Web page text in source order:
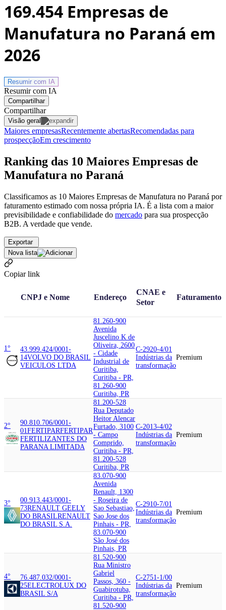
169.454 Empresas de
Manufatura no Paraná em
2026
Resumir com IA
Resumir com IA
Compartilhar
Compartilhar
Visão geral
Maiores empresasRecentemente abertasRecomendadas para
prospecçãoEm crescimento
Ranking das 10 Maiores Empresas de
Manufatura no Paraná
Classificamos as 10 Maiores Empresas de Manufatura no Paraná por
faturamento estimado com nossa própria IA. É a lista com a maior
previsibilidade e confiabilidade do mercado para sua prospecção
B2B. A verdade que vende.
Exportar
Nova lista
Copiar link
CNPJ e Nome Endereço
CNAE e
Setor
Faturamento
1°
43.999.424/0001-
14VOLVO DO BRASIL
VEICULOS LTDA
81.260-900
Avenida
Juscelino K de
Oliveira, 2600
- Cidade
Industrial de
Curitiba,
Curitiba - PR,
81.260-900
Curitiba, PR
C-2920-4/01
Indústrias da
transformação
Premium
2°
90.810.706/0001-
01FERTIPARFERTIPAR
FERTILIZANTES DO
PARANA LIMITADA
81.200-528
Rua Deputado
Heitor Alencar
Furtado, 3100
- Campo
Comprido,
Curitiba - PR,
81.200-528
Curitiba, PR
C-2013-4/02
Indústrias da
transformação
Premium
3°
00.913.443/0001-
73RENAULT GEELY
DO BRASILRENAULT
DO BRASIL S.A.
83.070-900
Avenida
Renault, 1300
- Roseira de
Sao Sebastiao,
Sao Jose dos
Pinhais - PR,
83.070-900
São José dos
Pinhais, PR
C-2910-7/01
Indústrias da
transformação
Premium
4°
76.487.032/0001-
25ELECTROLUX DO
BRASIL S/A
81.520-900
Rua Ministro
Gabriel
Passos, 360 -
Guabirotuba,
Curitiba - PR,
81.520-900
C-2751-1/00
Indústrias da
transformação
Premium